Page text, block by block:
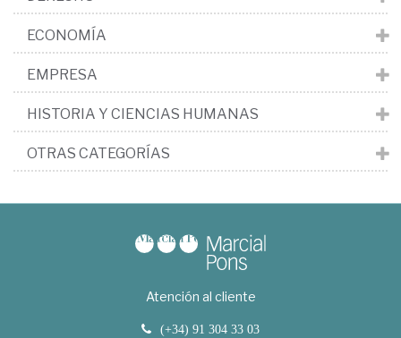
ECONOMÍA
EMPRESA
HISTORIA Y CIENCIAS HUMANAS
OTRAS CATEGORÍAS
Atención al cliente
(+34) 91 304 33 03